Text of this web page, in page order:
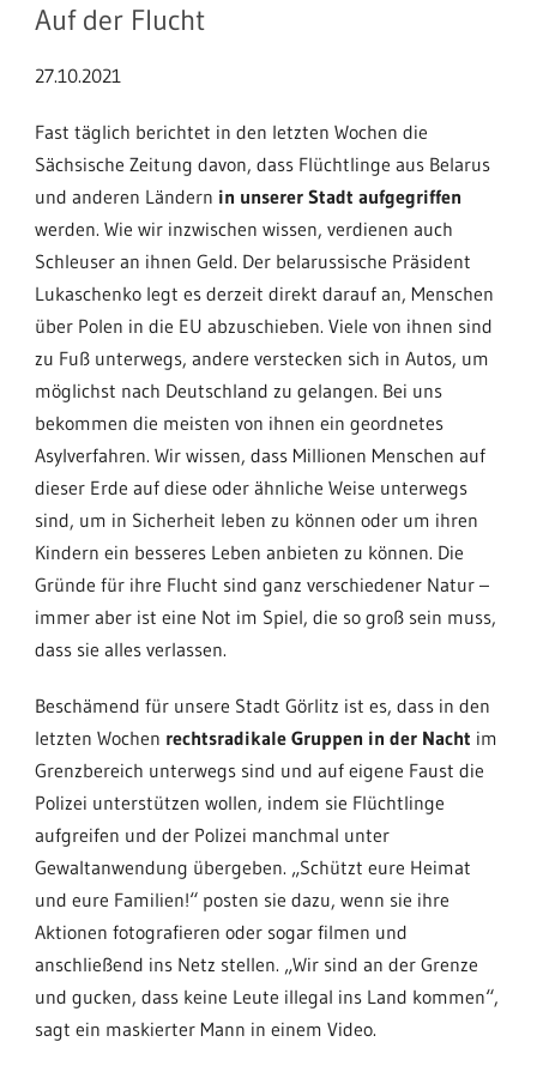
Auf der Flucht
27.10.2021
Fast täglich berichtet in den letzten Wochen die
Sächsische Zeitung davon, dass Flüchtlinge aus Belarus
und anderen Ländern in unserer Stadt aufgegriffen
werden. Wie wir inzwischen wissen, verdienen auch
Schleuser an ihnen Geld. Der belarussische Präsident
Lukaschenko legt es derzeit direkt darauf an, Menschen
über Polen in die EU abzuschieben. Viele von ihnen sind
zu Fuß unterwegs, andere verstecken sich in Autos, um
möglichst nach Deutschland zu gelangen. Bei uns
bekommen die meisten von ihnen ein geordnetes
Asylverfahren. Wir wissen, dass Millionen Menschen auf
dieser Erde auf diese oder ähnliche Weise unterwegs
sind, um in Sicherheit leben zu können oder um ihren
Kindern ein besseres Leben anbieten zu können. Die
Gründe für ihre Flucht sind ganz verschiedener Natur –
immer aber ist eine Not im Spiel, die so groß sein muss,
dass sie alles verlassen.
Beschämend für unsere Stadt Görlitz ist es, dass in den
letzten Wochen rechtsradikale Gruppen in der Nacht im
Grenzbereich unterwegs sind und auf eigene Faust die
Polizei unterstützen wollen, indem sie Flüchtlinge
aufgreifen und der Polizei manchmal unter
Gewaltanwendung übergeben. „Schützt eure Heimat
und eure Familien!“ posten sie dazu, wenn sie ihre
Aktionen fotografieren oder sogar filmen und
anschließend ins Netz stellen. „Wir sind an der Grenze
und gucken, dass keine Leute illegal ins Land kommen“,
sagt ein maskierter Mann in einem Video.